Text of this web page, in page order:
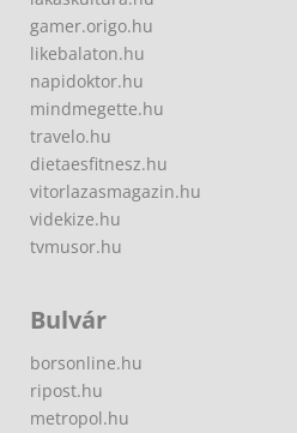
gamer.origo.hu
likebalaton.hu
napidoktor.hu
mindmegette.hu
travelo.hu
dietaesfitnesz.hu
vitorlazasmagazin.hu
videkize.hu
tvmusor.hu
Bulvár
borsonline.hu
ripost.hu
metropol.hu